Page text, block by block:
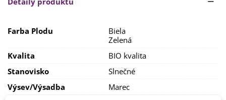
mája, resp. v období, keď už nehrozia ranné mrazy, pretože
Cukety majú rady hlinitú pôdu, ktorá je bohatá na živiny. Je
možné do pôdy už na jeseň zapraviť kompost alebo hnoj.
Pre rast je zásadný dostatok svetla, tepla a
vlahy.Stanovisko musí byť vždy slnečné a pôda vlhšia.
potrebné rastliny dostatočne zalievať – menej a častejšie.
kompostom.
Farba Plodu
Biela
Zelená
Kvalita
BIO kvalita
Stanovisko
Slnečné
Výsev/výsadba
Marec